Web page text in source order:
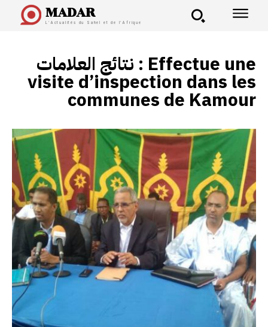
MADAR
L'Actualités du Sahel et de l'Afrique
نتائج العلامات : Effectue une
visite d’inspection dans les
communes de Kamour